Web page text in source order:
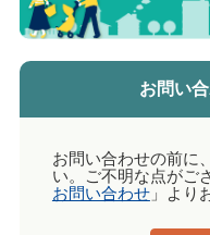
お問い
お問い合わせの前に
い。ご不明な点がご
お問い合わせ」より